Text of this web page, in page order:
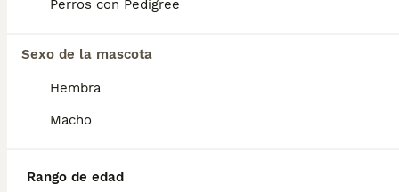
Perros con Pedigree
Sexo de la mascota
Hembra
Macho
Rango de edad
¿Cuáles son las ventajas y
¿Qué problemas tienen los